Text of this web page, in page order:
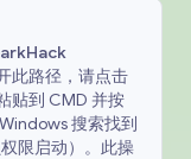
此路径，请点击
贴到 CMD 并按
搜索找到
限启动）。此操